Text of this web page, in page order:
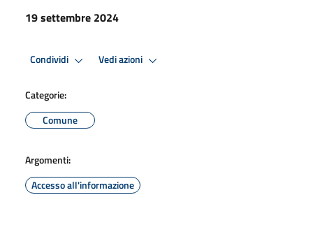
19 settembre 2024
Condividi Vedi azioni
Categorie:
Comune
Argomenti:
Accesso all'informazione